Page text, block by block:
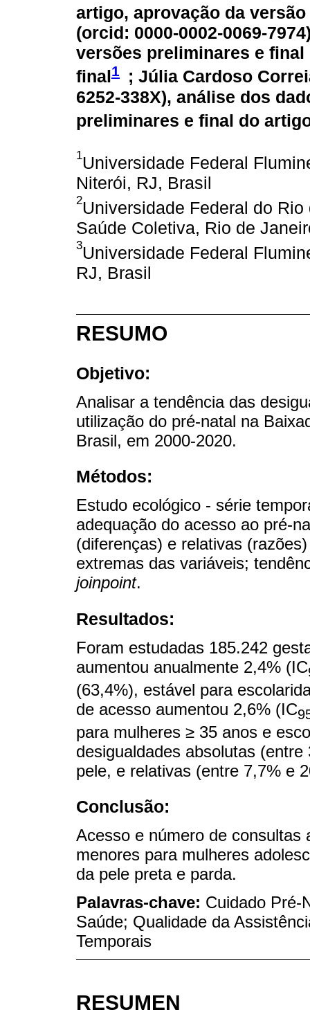
artigo, aprovação da
(orcid: 0000-0002-0069-7974
versões preliminares e
final1
; Júlia Cardoso
6252-338X), análise dos
preliminares e final do
1Universidade Federal
Niterói, RJ, Brasil
2Universidade Federal do
Saúde Coletiva, Rio de
3Universidade Federal
RJ, Brasil
RESUMO
Objetivo:
Analisar a tendência das
utilização do pré-natal na
Brasil, em 2000-2020.
Métodos:
Estudo ecológico - série
adequação do acesso ao pré-
(diferenças) e relativas
extremas das variáveis;
joinpoint.
Resultados:
Foram estudadas 185.242
aumentou anualmente 2,4% (IC
(63,4%), estável para
de acesso aumentou 2,6% (IC
para mulheres ≥ 35 anos e
desigualdades absolutas
pele, e relativas (entre 7,7% e
Conclusão:
Acesso e número de consultas
menores para mulheres
da pele preta e parda.
Palavras-chave: Cuidado Pré-
Saúde; Qualidade da
Temporais
RESUMEN